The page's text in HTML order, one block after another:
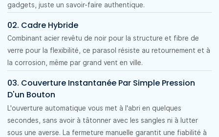
gadgets, juste un savoir-faire authentique.
02. Cadre Hybride
Combinant acier revêtu de noir pour la structure et fibre de
verre pour la flexibilité, ce parasol résiste au retournement et à
la corrosion, même par grand vent en ville.
03. Couverture Instantanée Par Simple Pression
D'un Bouton
L'ouverture automatique vous met à l'abri en quelques
secondes, sans avoir à tâtonner avec les sangles ni à lutter
sous une averse. La fermeture manuelle garantit une fiabilité à